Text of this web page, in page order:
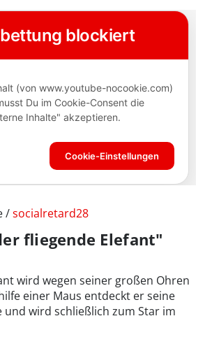
/socialretard28
fliegende Elefant"
wird wegen seiner großen Ohren
einer Maus entdeckt er seine
und wird schließlich zum Star im